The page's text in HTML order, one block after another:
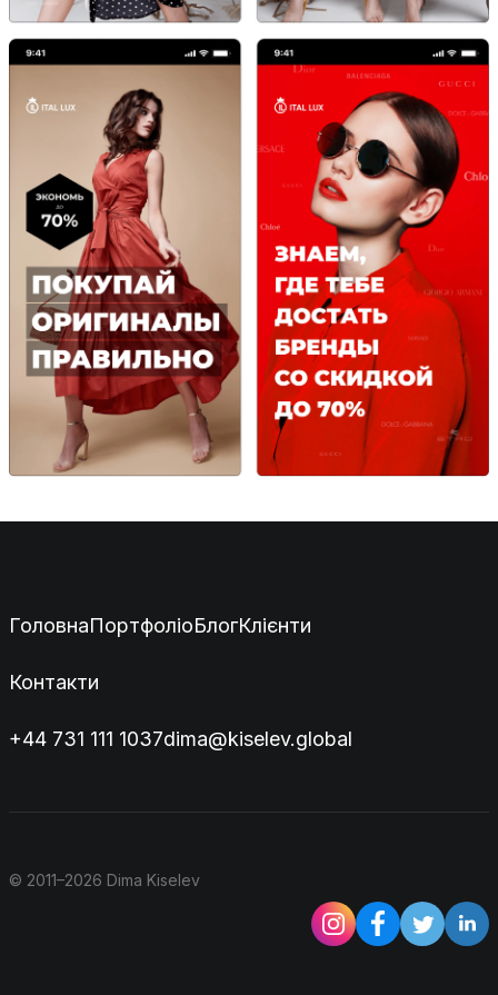
ГоловнаПортфоліоБлогКлієнти
Контакти
+44 731 111 1037dima@kiselev.global
© 2011–2026 Dima Kiselev